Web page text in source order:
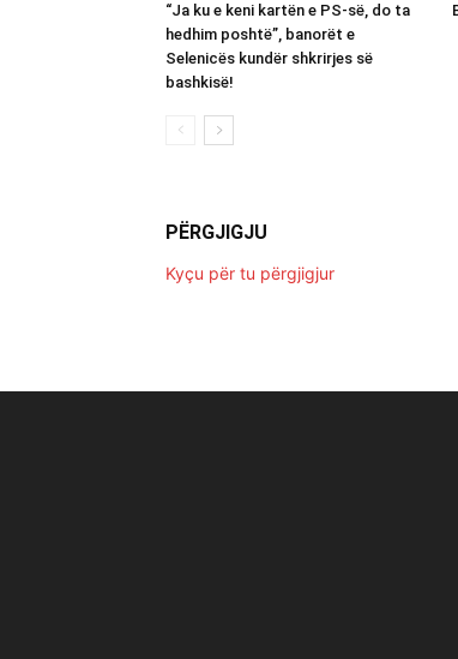
“Ja ku e keni kartën e PS-së, do ta
hedhim poshtë”, banorët e
Selenicës kundër shkrirjes së
bashkisë!
PËRGJIGJU
Kyçu për tu përgjigjur